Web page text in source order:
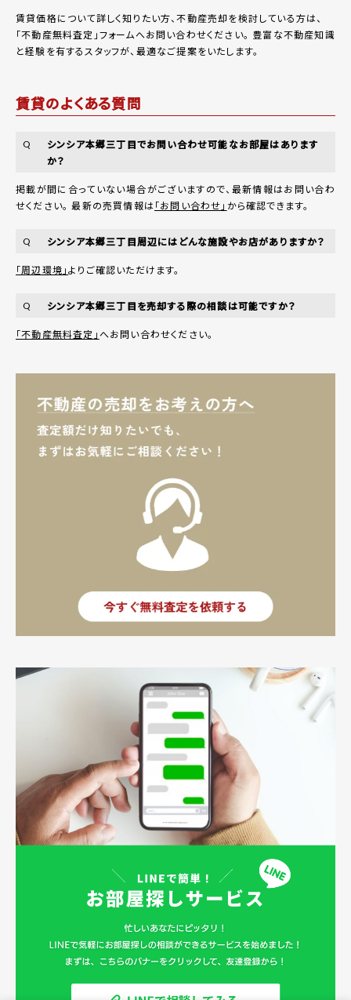
賃貸価格について詳しく知りたい方、不動産売却を検討している方は、
「不動産無料査定 」フォームへお問い合わせください。 豊富な不動産知識
と経験を有するスタッフが、最適なご提案をいたします。
賃貸のよくある質問
Q
シンシア本郷三丁目でお問い合わせ可能なお部屋はあります
か？
掲載が間に合っていない場合がございますので、最新情報はお問い合わ
せください。 最新の売買情報は「お問い合わせ」 から確認できます。
Q シンシア本郷三丁目周辺にはどんな施設やお店がありますか？
「周辺環境」よりご確認いただけます。
Q シンシア本郷三丁目を売却する際の相談は可能ですか？
「不動産無料査定」へお問い合わせください。